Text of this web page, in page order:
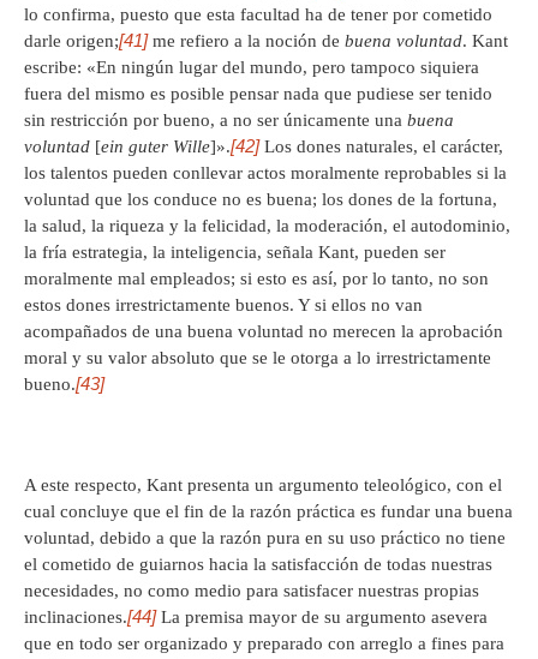
lo confirma, puesto que esta facultad ha de tener por cometido
darle origen;[41]me refiero a la noción de buena voluntad. Kant
escribe: «En ningún lugar del mundo, pero tampoco siquiera
fuera del mismo es posible pensar nada que pudiese ser tenido
sin restricción por bueno, a no ser únicamente una buena
voluntad [ein guter Wille]».[42]Los dones naturales, el carácter,
los talentos pueden conllevar actos moralmente reprobables si la
voluntad que los conduce no es buena; los dones de la fortuna,
la salud, la riqueza y la felicidad, la moderación, el autodominio,
la fría estrategia, la inteligencia, señala Kant, pueden ser
moralmente mal empleados; si esto es así, por lo tanto, no son
estos dones irrestrictamente buenos. Y si ellos no van
acompañados de una buena voluntad no merecen la aprobación
moral y su valor absoluto que se le otorga a lo irrestrictamente
bueno.[43]
A este respecto, Kant presenta un argumento teleológico, con el
cual concluye que el fin de la razón práctica es fundar una buena
voluntad, debido a que la razón pura en su uso práctico no tiene
el cometido de guiarnos hacia la satisfacción de todas nuestras
necesidades, no como medio para satisfacer nuestras propias
inclinaciones.[44]La premisa mayor de su argumento asevera
que en todo ser organizado y preparado con arreglo a fines para